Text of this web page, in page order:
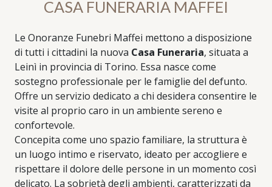
CASA FUNERARIA MAFFEI
Le Onoranze Funebri Maffei mettono a disposizione
di tutti i cittadini la nuova Casa Funeraria, situata a
Leinì in provincia di Torino. Essa nasce come
sostegno professionale per le famiglie del defunto.
Offre un servizio dedicato a chi desidera consentire le
visite al proprio caro in un ambiente sereno e
confortevole.
Concepita come uno spazio familiare, la struttura è
un luogo intimo e riservato, ideato per accogliere e
rispettare il dolore delle persone in un momento così
delicato. La sobrietà degli ambienti, caratterizzati da